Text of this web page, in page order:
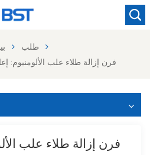
طلب
فرن إزالة طلاء علب الألومنيوم:
فرن إزالة طلاء علب